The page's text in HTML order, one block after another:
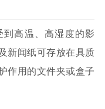
高温、高湿度的影
新闻纸可存放在具质
作用的文件夹或盒子